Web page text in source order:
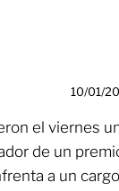
10/01/
el viernes
de un
a un